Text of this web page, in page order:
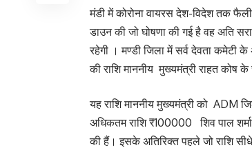
मंडी में कोरोना वायरस देश-विदेश तक फैली
डाउन की जो घोषणा की गई है वह अति
रहेगी । मण्डी जिला में सर्व देवता कमेटी के
की राशि माननीय मुख्यमंत्री राहत कोष
यह राशि माननीय मुख्यमंत्री को ADM
अधिकतम राशि ₹100000 शिव पाल
की हैं। इसके अतिरिक्त पहले जो राशि